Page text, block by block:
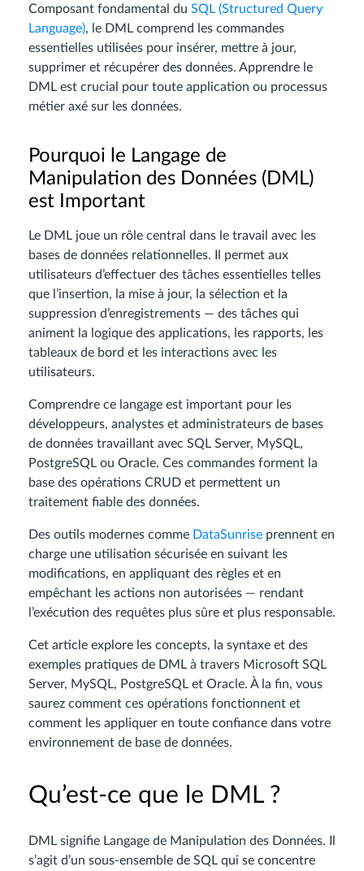
Composant fondamental du SQL (Structured Query
Language), le DML comprend les commandes
essentielles utilisées pour insérer, mettre à jour,
supprimer et récupérer des données. Apprendre le
DML est crucial pour toute application ou processus
métier axé sur les données.
Pourquoi le Langage de
Manipulation des Données (DML)
est Important
Le DML joue un rôle central dans le travail avec les
bases de données relationnelles. Il permet aux
utilisateurs d’effectuer des tâches essentielles telles
que l’insertion, la mise à jour, la sélection et la
suppression d’enregistrements — des tâches qui
animent la logique des applications, les rapports, les
tableaux de bord et les interactions avec les
utilisateurs.
Comprendre ce langage est important pour les
développeurs, analystes et administrateurs de bases
de données travaillant avec SQL Server, MySQL,
PostgreSQL ou Oracle. Ces commandes forment la
base des opérations CRUD et permettent un
traitement fiable des données.
Des outils modernes comme DataSunrise prennent en
charge une utilisation sécurisée en suivant les
modifications, en appliquant des règles et en
empêchant les actions non autorisées — rendant
l’exécution des requêtes plus sûre et plus responsable.
Cet article explore les concepts, la syntaxe et des
exemples pratiques de DML à travers Microsoft SQL
Server, MySQL, PostgreSQL et Oracle. À la fin, vous
saurez comment ces opérations fonctionnent et
comment les appliquer en toute confiance dans votre
environnement de base de données.
Qu’est-ce que le DML ?
DML signifie Langage de Manipulation des Données. Il
s’agit d’un sous-ensemble de SQL qui se concentre